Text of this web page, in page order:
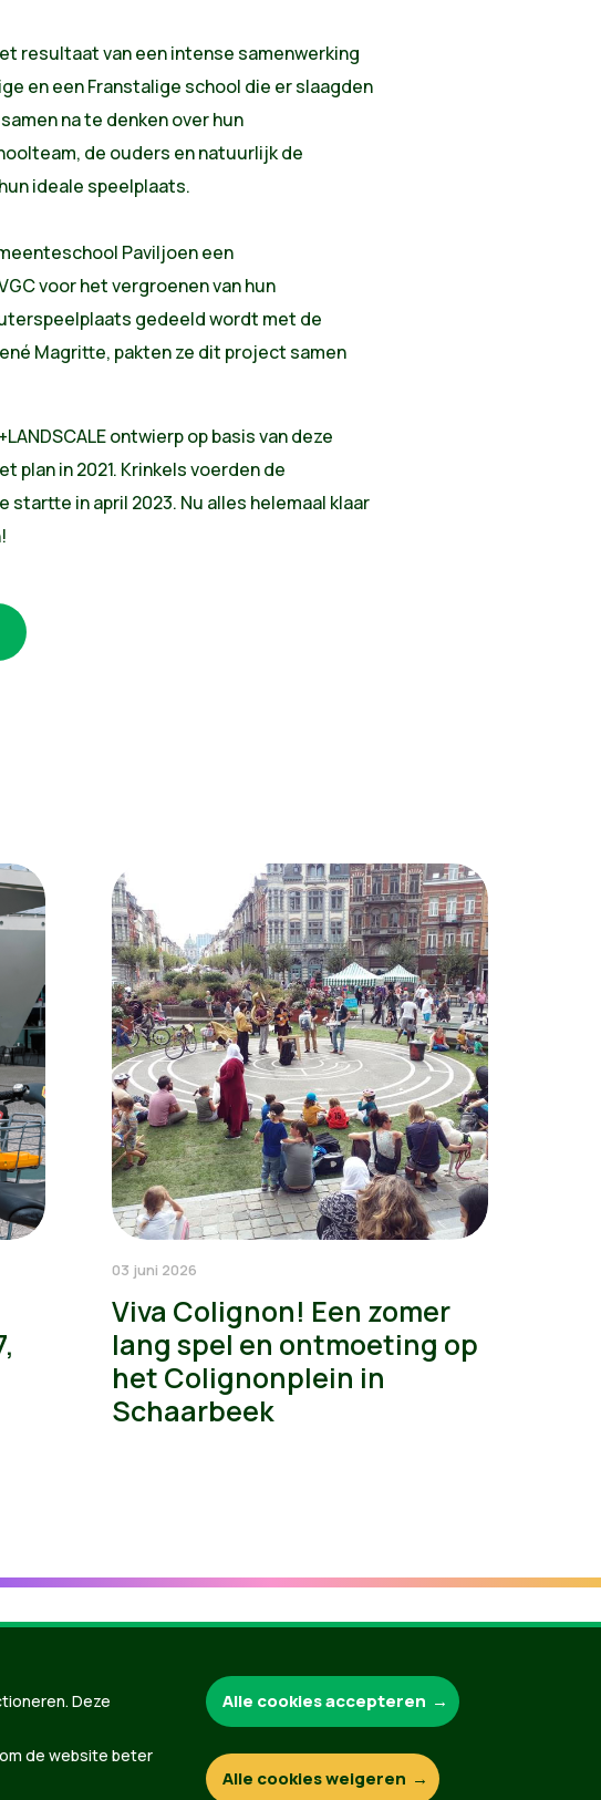
resultaat van een intense samenwerking
en een Franstalige school die er slaagden
na te denken over hun
de ouders en natuurlijk de
ideale speelplaats.
Paviljoen een
voor het vergroenen van hun
gedeeld wordt met de
Magritte, pakten ze dit project samen
ontwierp op basis van deze
plan in 2021. Krinkels voerden de
in april 2023. Nu alles helemaal klaar
03 juni 2026
Viva Colignon! Een zomer
lang spel en ontmoeting op
het Colignonplein in
Schaarbeek
Groen.be
Deze
de website beter
Alle cookies accepteren
Alle cookies weigeren